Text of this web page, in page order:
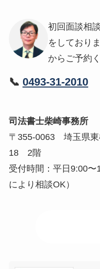
初回面談相
をしており
からご予約
📞 0493-31-2010
司法書士柴崎事務所
〒355-0063 埼玉県東
18 2階
受付時間：平日9:00
により相談OK）